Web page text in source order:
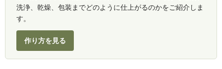
洗浄、乾燥、包装までどのように仕上がるのかをご紹介しま
す。
作り方を見る